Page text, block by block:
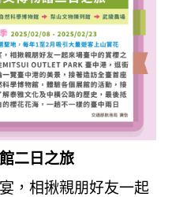
二日之旅
，相揪親朋好友一起